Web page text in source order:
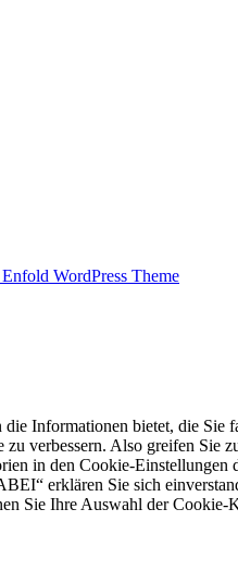
WordPress Theme
Informationen bietet, die Sie
zu verbessern. Also greifen
in den Cookie-
erklären Sie sich
Sie Ihre Auswahl der Cookie-